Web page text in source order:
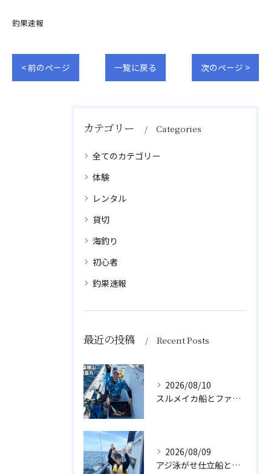
釣果速報
< 前のページ 一覧に戻る 次のページ >
カテゴリー Categories
全てのカテゴリー
体験
レンタル
貸切
海釣り
初心者
釣果速報
最近の投稿 Recent Posts
2026/08/10
スルメイカ船とファミリーアジ船
2026/08/09
アジ泳がせ仕立船とスルメイカ船